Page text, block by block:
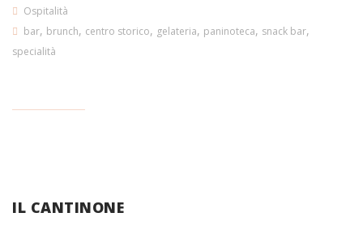
Ospitalità
bar, brunch, centro storico, gelateria, paninoteca, snack bar,
specialità
IL CANTINONE